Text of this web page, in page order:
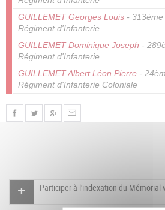
GUILLEMET Georges Louis - 313ème
Régiment d'Infanterie
GUILLEMET Dominique Joseph -
Régiment d'Infanterie
GUILLEMET Albert Léon Pierre -
Régiment d'Infanterie Coloniale
Participer à l'indexation du Mémorial